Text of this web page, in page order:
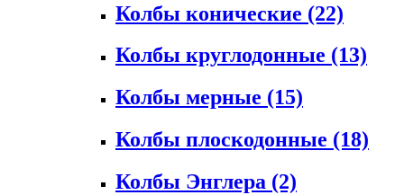
Колбы конические (22)
Колбы круглодонные (13)
Колбы мерные (15)
Колбы плоскодонные (18)
Колбы Энглера (2)